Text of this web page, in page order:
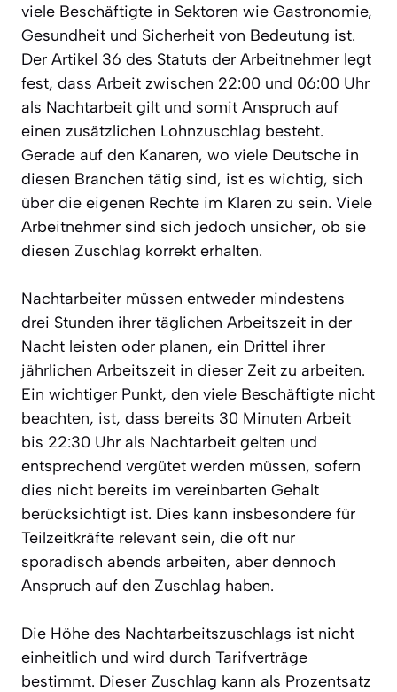
viele Beschäftigte in Sektoren wie Gastronomie,
Gesundheit und Sicherheit von Bedeutung ist.
Der Artikel 36 des Statuts der Arbeitnehmer legt
fest, dass Arbeit zwischen 22:00 und 06:00 Uhr
als Nachtarbeit gilt und somit Anspruch auf
einen zusätzlichen Lohnzuschlag besteht.
Gerade auf den Kanaren, wo viele Deutsche in
diesen Branchen tätig sind, ist es wichtig, sich
über die eigenen Rechte im Klaren zu sein. Viele
Arbeitnehmer sind sich jedoch unsicher, ob sie
diesen Zuschlag korrekt erhalten.
Nachtarbeiter müssen entweder mindestens
drei Stunden ihrer täglichen Arbeitszeit in der
Nacht leisten oder planen, ein Drittel ihrer
jährlichen Arbeitszeit in dieser Zeit zu arbeiten.
Ein wichtiger Punkt, den viele Beschäftigte nicht
beachten, ist, dass bereits 30 Minuten Arbeit
bis 22:30 Uhr als Nachtarbeit gelten und
entsprechend vergütet werden müssen, sofern
dies nicht bereits im vereinbarten Gehalt
berücksichtigt ist. Dies kann insbesondere für
Teilzeitkräfte relevant sein, die oft nur
sporadisch abends arbeiten, aber dennoch
Anspruch auf den Zuschlag haben.
Die Höhe des Nachtarbeitszuschlags ist nicht
einheitlich und wird durch Tarifverträge
bestimmt. Dieser Zuschlag kann als Prozentsatz